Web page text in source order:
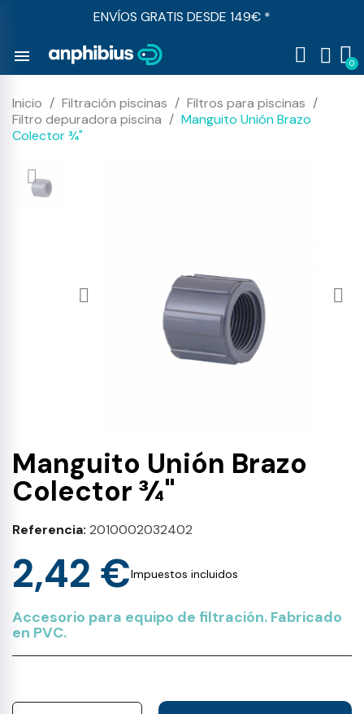
ENVÍOS GRATIS DESDE 149€ *
menu
Inicio Filtración piscinas
Filtros para piscinas
Filtro depuradora piscina
Manguito Unión Brazo
Colector ¾"
Manguito Unión Brazo
Colector ¾"
Referencia 2010002032402
2,42 €Impuestos incluidos
Accesorio para equipo de filtración. Fabricado
en PVC.